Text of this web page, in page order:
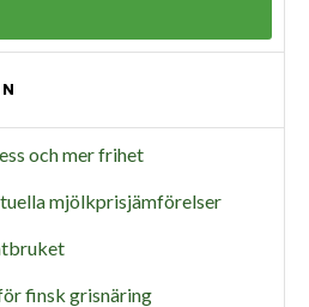
och mer frihet
mjölkprisjämförelser
finsk grisnäring